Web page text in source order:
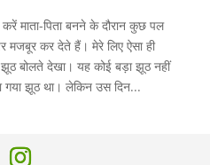
माता-पिता बनने के दौरान कुछ पल
मजबूर कर देते हैं। मेरे लिए ऐसा ही
बोलते देखा। यह कोई बड़ा झूठ नहीं
गया झूठ था। लेकिन उस दिन...